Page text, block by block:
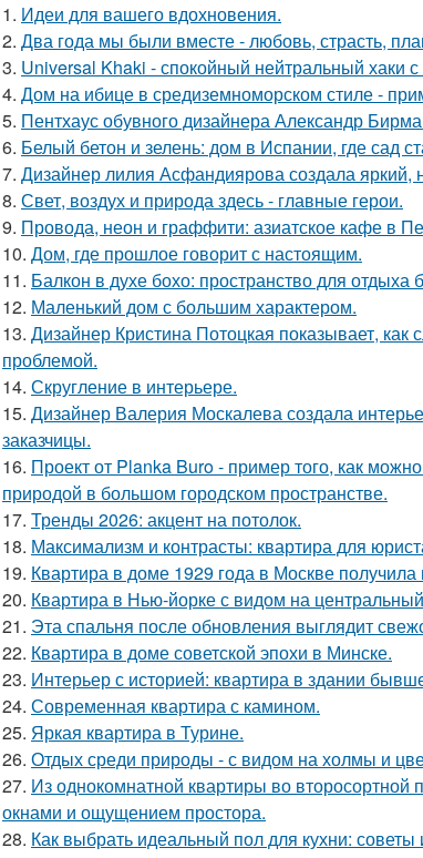
1. Идеи для вашего вдохновения.
2. Два года мы были вместе - любовь, страсть,
3. Universal Khaki - спокойный нейтральный хаки
4. Дом на ибице в средиземноморском стиле -
5. Пентхаус обувного дизайнера Александр
6. Белый бетон и зелень: дом в Испании, где сад
7. Дизайнер лилия Асфандиярова создала яркий,
8. Свет, воздух и природа здесь - главные герои.
9. Провода, неон и граффити: азиатское кафе в
10. Дом, где прошлое говорит с настоящим.
11. Балкон в духе бохо: пространство для отдыха
12. Маленький дом с большим характером.
13. Дизайнер Кристина Потоцкая показывает,
проблемой.
14. Скругление в интерьере.
15. Дизайнер Валерия Москалева создала
заказчицы.
16. Проект от Planka Buro - пример того, как
природой в большом городском пространстве.
17. Тренды 2026: акцент на потолок.
18. Максимализм и контрасты: квартира для
19. Квартира в доме 1929 года в Москве
20. Квартира в Нью-йорке с видом на
21. Эта спальня после обновления выглядит
22. Квартира в доме советской эпохи в Минске.
23. Интерьер с историей: квартира в здании
24. Современная квартира с камином.
25. Яркая квартира в Турине.
26. Отдых среди природы - с видом на холмы и
27. Из однокомнатной квартиры во второсортной
окнами и ощущением простора.
28. Как выбрать идеальный пол для кухни: